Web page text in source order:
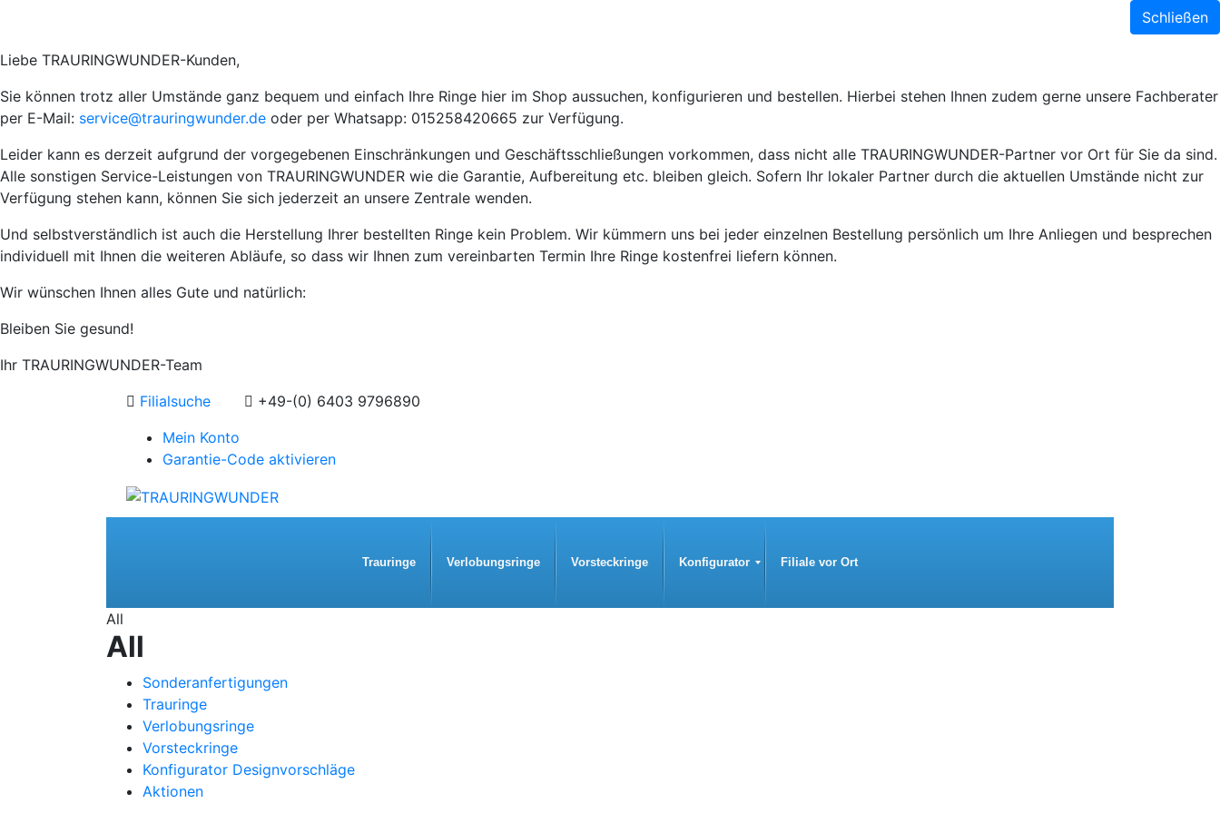
Schließen
Liebe TRAURINGWUNDER-Kunden,
Sie können trotz aller Umstände ganz bequem und einfach Ihre Ringe hier im Shop aussuchen, konfigurieren und bestellen. Hierbei stehen Ihnen zudem gerne unsere Fachberater
per E-Mail: service@trauringwunder.de oder per Whatsapp: 015258420665 zur Verfügung.
Leider kann es derzeit aufgrund der vorgegebenen Einschränkungen und Geschäftsschließungen vorkommen, dass nicht alle TRAURINGWUNDER-Partner vor Ort für Sie da sind.
Alle sonstigen Service-Leistungen von TRAURINGWUNDER wie die Garantie, Aufbereitung etc. bleiben gleich. Sofern Ihr lokaler Partner durch die aktuellen Umstände nicht zur
Verfügung stehen kann, können Sie sich jederzeit an unsere Zentrale wenden.
Und selbstverständlich ist auch die Herstellung Ihrer bestellten Ringe kein Problem. Wir kümmern uns bei jeder einzelnen Bestellung persönlich um Ihre Anliegen und besprechen
individuell mit Ihnen die weiteren Abläufe, so dass wir Ihnen zum vereinbarten Termin Ihre Ringe kostenfrei liefern können.
Wir wünschen Ihnen alles Gute und natürlich:
Bleiben Sie gesund!
Ihr TRAURINGWUNDER-Team
Filialsuche
+49-(0) 6403 9796890
Mein Konto
Garantie-Code aktivieren
Trauringe Verlobungsringe Vorsteckringe Konfigurator Filiale vor Ort
All
All
Sonderanfertigungen
Trauringe
Verlobungsringe
Vorsteckringe
Konfigurator Designvorschläge
Aktionen